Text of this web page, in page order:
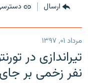
ارسال
مرداد ۰۱, ۱۳۹۷
نفر زخمی بر